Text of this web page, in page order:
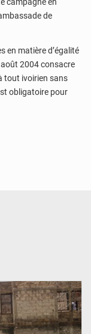
de
en matière d’égalité
2004 consacre
tout ivoirien sans
obligatoire pour